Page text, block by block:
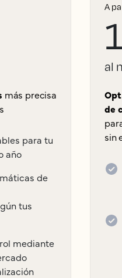
más precisa
para tu
año
de
tus
mediante
A
al
de
sin